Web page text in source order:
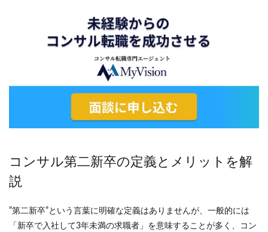
コンサル第二新卒の定義とメリットを解
説
”第二新卒”という言葉に明確な定義はありませんが、一般的には
「新卒で入社して3年未満の求職者」を意味することが多く、コン